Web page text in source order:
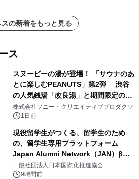
スの新着をもっと見る
ス
スヌーピーの湯が登場！ 「サウナのあ
とに楽しむPEANUTS」第2弾 渋谷
の人気銭湯「改良湯」と期間限定のコ
ラボレーション サウナイキタイコラ
ボグッズも発売決定！
株式会社ソニー・クリエイティブプロダクツ
1日前
現役留学生がつくる、留学生のため
の、留学生専用プラットフォーム
Japan Alumni Network（JAN）β版
をリリース
一般社団法人日本国際化推進協会
9時間前